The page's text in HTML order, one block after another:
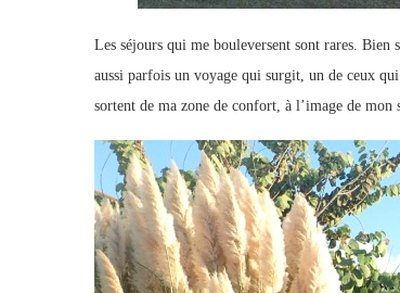
Les séjours qui me bouleversent sont rares.
aussi parfois un voyage qui surgit, un de ceux
sortent de ma zone de confort, à l’image de mon